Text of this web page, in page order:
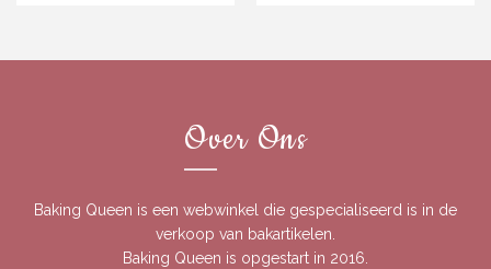
Over Ons
Baking Queen is een webwinkel die gespecialiseerd is in de
verkoop van bakartikelen.
Baking Queen is opgestart in 2016.